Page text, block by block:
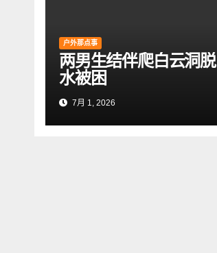
户外那点事
两男生结伴爬白云洞脱
水被困
7月 1, 2026